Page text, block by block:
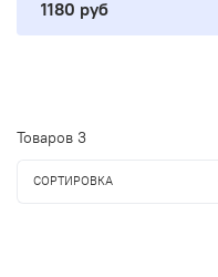
Товаров 3
СОРТИРОВКА
1180 руб